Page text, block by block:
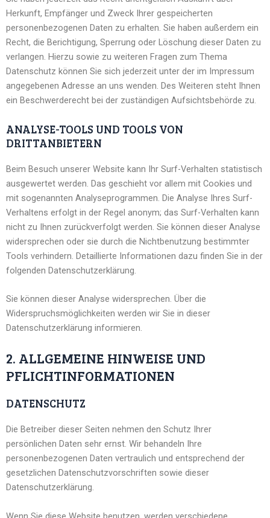
Herkunft, Empfänger und Zweck Ihrer gespeicherten
personenbezogenen Daten zu erhalten. Sie haben außerdem ein
Recht, die Berichtigung, Sperrung oder Löschung dieser Daten zu
verlangen. Hierzu sowie zu weiteren Fragen zum Thema
Datenschutz können Sie sich jederzeit unter der im Impressum
angegebenen Adresse an uns wenden. Des Weiteren steht Ihnen
ein Beschwerderecht bei der zuständigen Aufsichtsbehörde zu.
ANALYSE-TOOLS UND TOOLS VON
DRITTANBIETERN
Beim Besuch unserer Website kann Ihr Surf-Verhalten statistisch
ausgewertet werden. Das geschieht vor allem mit Cookies und
mit sogenannten Analyseprogrammen. Die Analyse Ihres Surf-
Verhaltens erfolgt in der Regel anonym; das Surf-Verhalten kann
nicht zu Ihnen zurückverfolgt werden. Sie können dieser Analyse
widersprechen oder sie durch die Nichtbenutzung bestimmter
Tools verhindern. Detaillierte Informationen dazu finden Sie in der
folgenden Datenschutzerklärung.
Sie können dieser Analyse widersprechen. Über die
Widerspruchsmöglichkeiten werden wir Sie in dieser
Datenschutzerklärung informieren.
2. ALLGEMEINE HINWEISE UND
PFLICHTINFORMATIONEN
DATENSCHUTZ
Die Betreiber dieser Seiten nehmen den Schutz Ihrer
persönlichen Daten sehr ernst. Wir behandeln Ihre
personenbezogenen Daten vertraulich und entsprechend der
gesetzlichen Datenschutzvorschriften sowie dieser
Datenschutzerklärung.